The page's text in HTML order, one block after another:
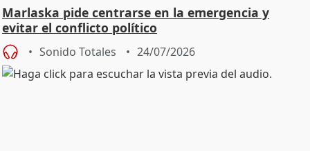
Marlaska pide centrarse en la emergencia y
evitar el conflicto político
Sonido Totales 24/07/2026